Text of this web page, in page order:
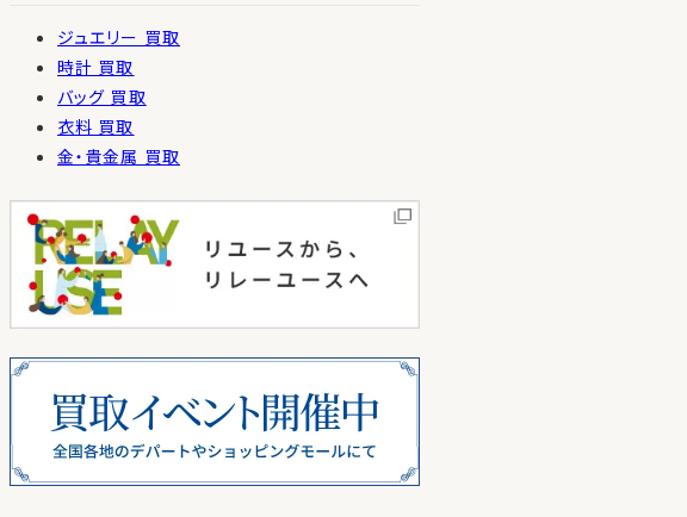
ジュエリー 買取
時計 買取
バッグ 買取
衣料 買取
金・貴金属 買取